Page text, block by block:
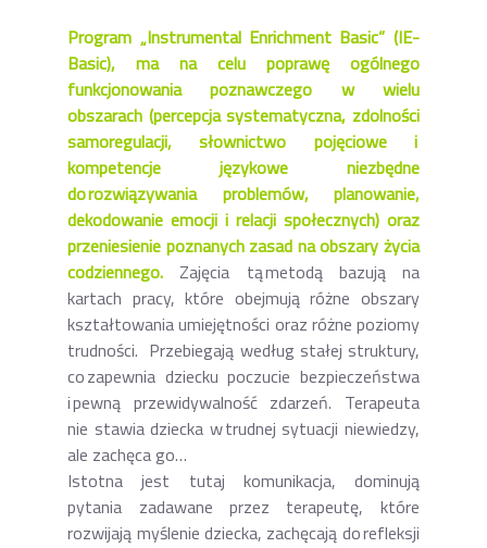
Program „Instrumental Enrichment Basic” (IE-
Basic), ma na celu poprawę ogólnego
funkcjonowania poznawczego w wielu
obszarach (percepcja systematyczna, zdolności
samoregulacji, słownictwo pojęciowe i
kompetencje językowe niezbędne
do rozwiązywania problemów, planowanie,
dekodowanie emocji i relacji społecznych) oraz
przeniesienie poznanych zasad na obszary życia
codziennego.Zajęcia tą metodą bazują na
kartach pracy, które obejmują różne obszary
kształtowania umiejętności oraz różne poziomy
trudności. Przebiegają według stałej struktury,
co zapewnia dziecku poczucie bezpieczeństwa
i pewną przewidywalność zdarzeń. Terapeuta
nie stawia dziecka w trudnej sytuacji niewiedzy,
ale zachęca go…
Istotna jest tutaj komunikacja, dominują
pytania zadawane przez terapeutę, które
rozwijają myślenie dziecka, zachęcają do refleksji